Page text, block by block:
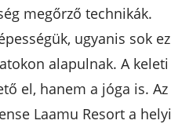
megőrző technikák.
ugyanis sok
alapulnak. A keleti
el, hanem a jóga is. Az
Laamu Resort a helyi